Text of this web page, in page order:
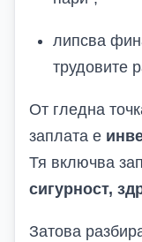
липсва
трудовите
От гледна
заплата е
Тя включва
сигурност,
Затова